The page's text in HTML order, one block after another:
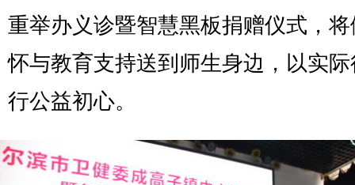
重举办义诊暨智慧黑板捐赠仪式，
怀与教育支持送到师生身边，以实
行公益初心。